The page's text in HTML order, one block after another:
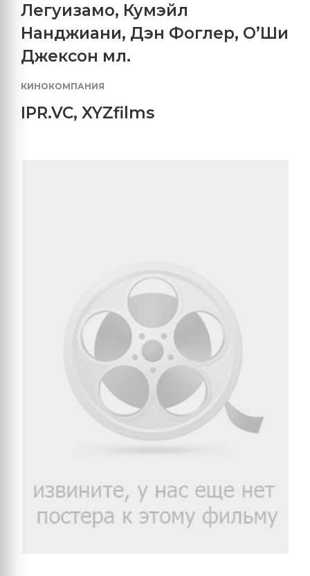
Легуизамо, Кумэйл
Нанджиани, Дэн Фоглер, О’Ши
Джексон мл.
КИНОКОМПАНИЯ
IPR.VC, XYZfilms